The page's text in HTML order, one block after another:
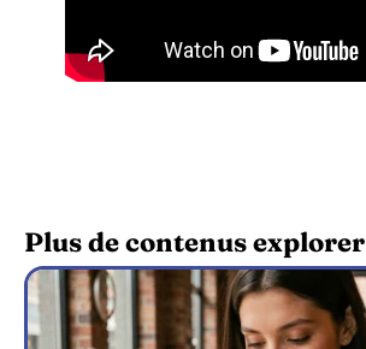
Plus de contenus explorer